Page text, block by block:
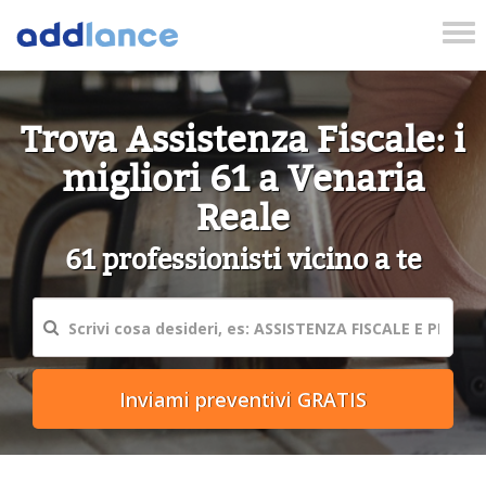
Trova Assistenza Fiscale: i
migliori 61 a Venaria
Reale
61 professionisti vicino a te